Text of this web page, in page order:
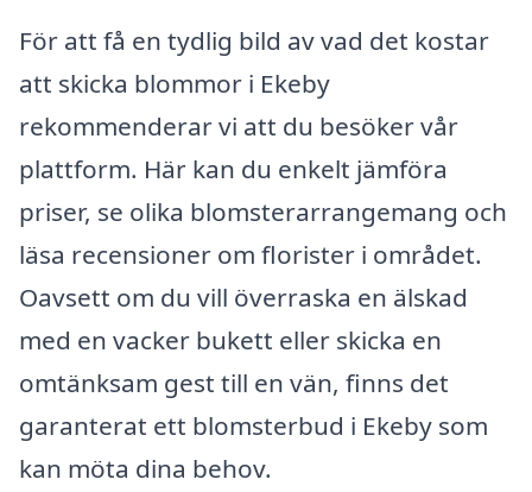
För att få en tydlig bild av vad det kostar
att skicka blommor i Ekeby
rekommenderar vi att du besöker vår
plattform. Här kan du enkelt jämföra
priser, se olika blomsterarrangemang och
läsa recensioner om florister i området.
Oavsett om du vill överraska en älskad
med en vacker bukett eller skicka en
omtänksam gest till en vän, finns det
garanterat ett blomsterbud i Ekeby som
kan möta dina behov.